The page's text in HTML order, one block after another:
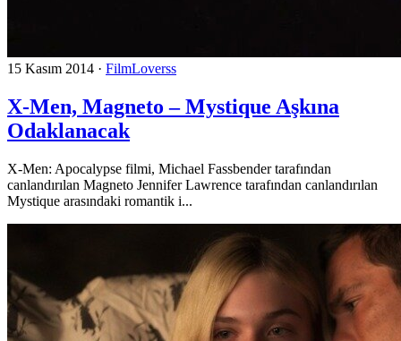
15 Kasım 2014 · FilmLoverss
X-Men, Magneto – Mystique Aşkına
Odaklanacak
X-Men: Apocalypse filmi, Michael Fassbender tarafından
canlandırılan Magneto Jennifer Lawrence tarafından canlandırılan
Mystique arasındaki romantik i...